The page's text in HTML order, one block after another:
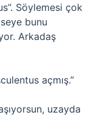
Söylemesi çok
bunu
Arkadaş
açmış.”
uzayda